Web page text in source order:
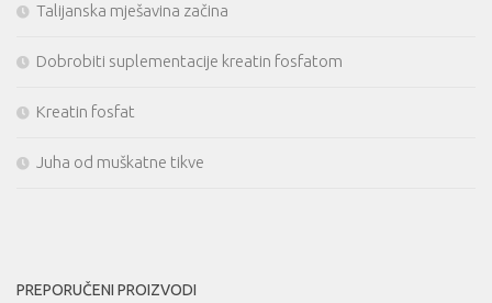
Talijanska mješavina začina
Dobrobiti suplementacije kreatin fosfatom
Kreatin fosfat
Juha od muškatne tikve
PREPORUČENI PROIZVODI